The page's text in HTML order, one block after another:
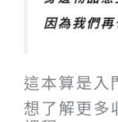
因為我們
這本算是入
想了解更多